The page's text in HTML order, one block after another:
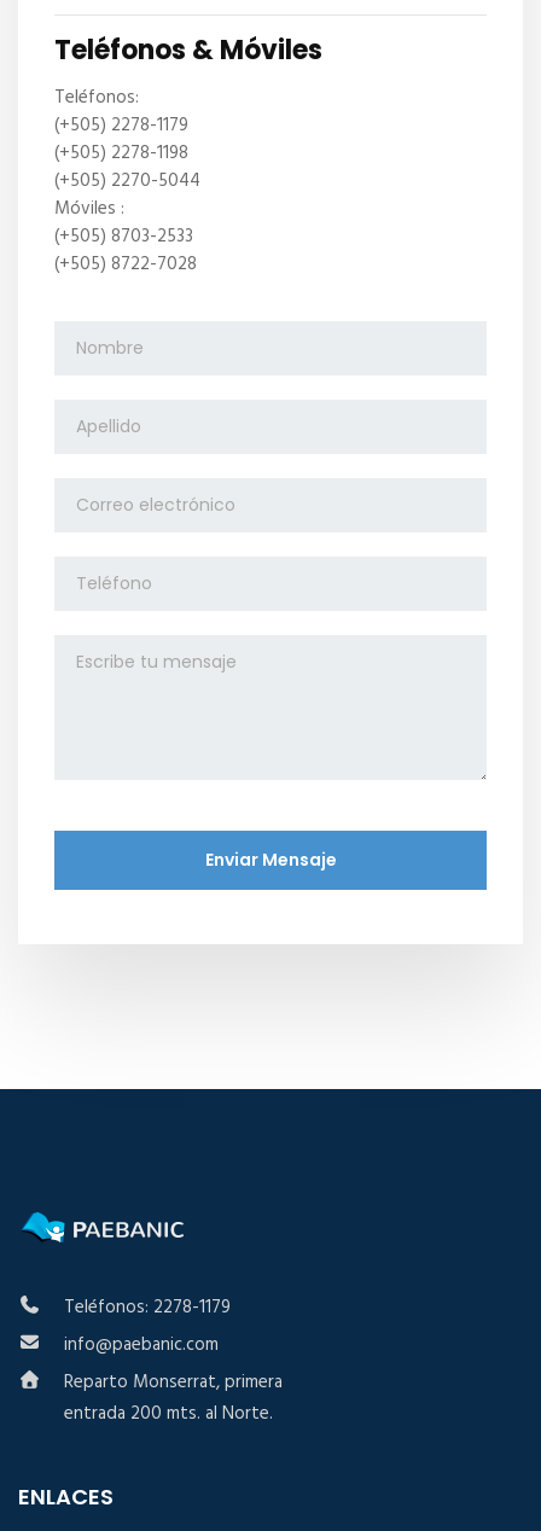
Teléfonos & Móviles
Teléfonos:
(+505) 2278-1179
(+505) 2278-1198
(+505) 2270-5044
Móviles :
(+505) 8703-2533
(+505) 8722-7028
Teléfonos: 2278-1179
info@paebanic.com
Reparto Monserrat, primera
entrada 200 mts. al Norte.
ENLACES